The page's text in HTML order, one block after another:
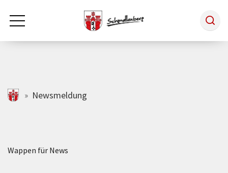
Zum Hauptinhalt springen
Rathaus & Politik
Tourismus
schmallenberg.de
Newsmeldung
Wappen für News